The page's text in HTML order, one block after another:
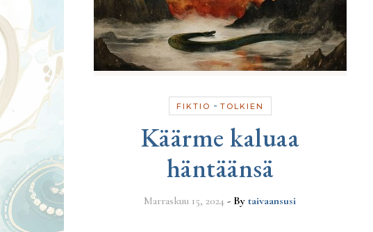
FIKTIO - TOLKIEN
Käärme kaluaa
häntäänsä
Marraskuu 15, 2024 - Bytaivaansusi